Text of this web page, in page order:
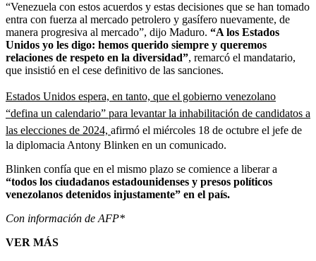
“Venezuela con estos acuerdos y estas decisiones que se han tomado
entra con fuerza al mercado petrolero y gasífero nuevamente, de
manera progresiva al mercado”, dijo Maduro. “A los Estados
Unidos yo les digo: hemos querido siempre y queremos
relaciones de respeto en la diversidad”, remarcó el mandatario,
que insistió en el cese definitivo de las sanciones.
Estados Unidos espera, en tanto, que el gobierno venezolano
“defina un calendario” para levantar la inhabilitación de candidatos a
las elecciones de 2024, afirmó el miércoles 18 de octubre el jefe de
la diplomacia Antony Blinken en un comunicado.
Blinken confía que en el mismo plazo se comience a liberar a
“todos los ciudadanos estadounidenses y presos políticos
venezolanos detenidos injustamente” en el país.
Con información de AFP*
VER MÁS